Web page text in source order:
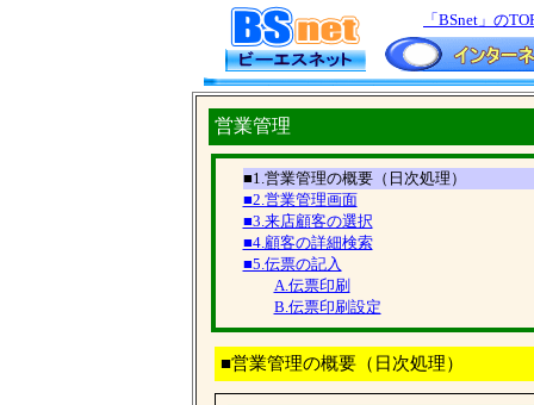
「BSnet」の
営業管理
■1.営業管理の概要（日次処理）
■2.営業管理画面
■3.来店顧客の選択
■4.顧客の詳細検索
■5.伝票の記入
A.伝票印刷
B.伝票印刷設定
■営業管理の概要（日次処理）